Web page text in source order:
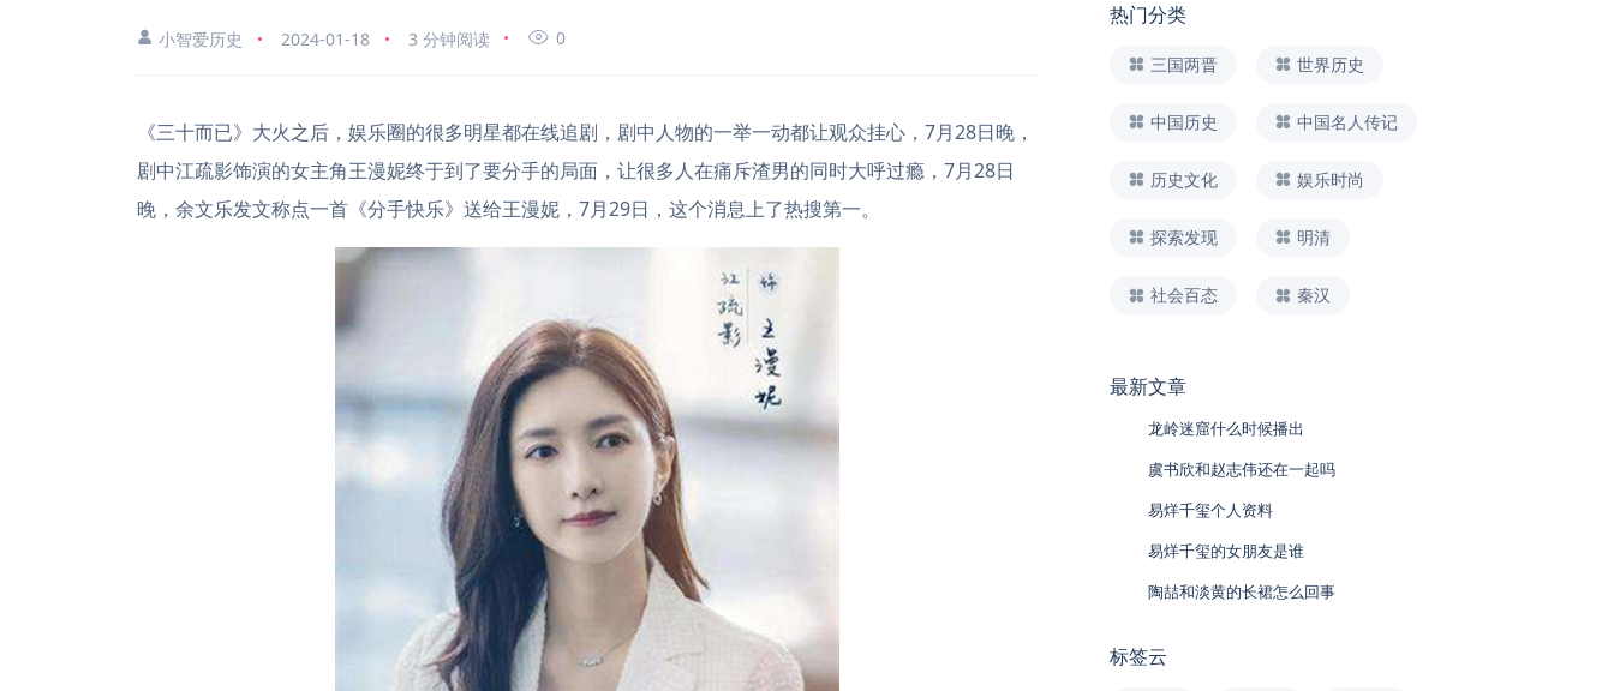
小智爱历史 2024-01-18 3 分钟阅读 0
《三十而已》大火之后，娱乐圈的很多明星都在线追剧，剧中人物的一举一动都让观众挂心，7月28日晚，
剧中江疏影饰演的女主角王漫妮终于到了要分手的局面，让很多人在痛斥渣男的同时大呼过瘾，7月28日
晚，余文乐发文称点一首《分手快乐》送给王漫妮，7月29日，这个消息上了热搜第一。
热门分类
三国两晋 世界历史
中国历史 中国名人传记
历史文化 娱乐时尚
探索发现 明清
社会百态 秦汉
最新文章
龙岭迷窟什么时候播出
虞书欣和赵志伟还在一起吗
易烊千玺个人资料
易烊千玺的女朋友是谁
陶喆和淡黄的长裙怎么回事
标签云